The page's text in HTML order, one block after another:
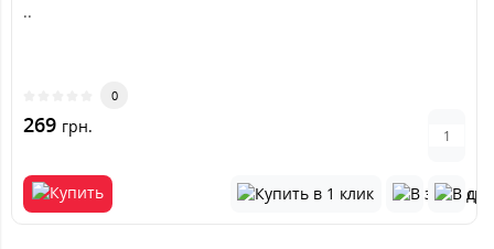
..
0
269 грн.